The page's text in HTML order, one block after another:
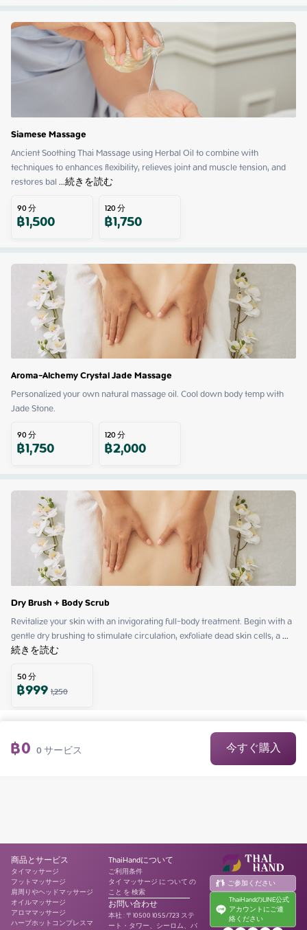
Siamese Massage
Ancient Soothing Thai Massage using Herbal Oil to combine with
techniques to enhances flexibility, relieves joint and muscle tension, and
restores bal ...続きを読む
90分
฿1,500 120分
฿1,750
Aroma-Alchemy Crystal Jade Massage
Personalized your own natural massage oil. Cool down body temp with
Jade Stone.
90分
฿1,750 120分
฿2,000
Dry Brush + Body Scrub
Revitalize your skin with an invigorating full-body treatment. Begin with a
gentle dry brushing to stimulate circulation, exfoliate dead skin cells, a ...
続きを読む
50分
฿9991,250
฿0 0サービス 今すぐ購入
商品とサービス
タイマッサージ
フットマッサージ
肩周りやヘッドマッサージ
オイルマッサージ
アロママッサージ
ハーブホットコンプレスマ
ThaiHandについて
ご利用条件
タイ マッサージ に ついて の
こと を 検索
お問い合わせ
本社:〒10500 1055/723 ステ
ート・タワー、シーロム、バ
ご参加ください
ThaiHandのLINE公式
アカウントにご連
絡ください